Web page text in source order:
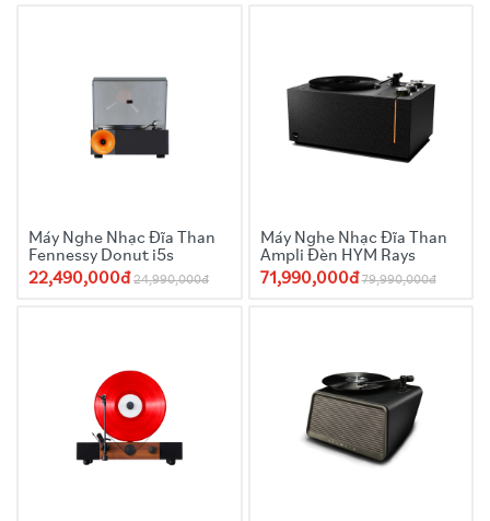
Máy Nghe Nhạc Đĩa Than
Fennessy Donut i5s
22,490,000đ 24,990,000đ
Máy Nghe Nhạc Đĩa Than
Ampli Đèn HYM Rays
71,990,000đ 79,990,000đ